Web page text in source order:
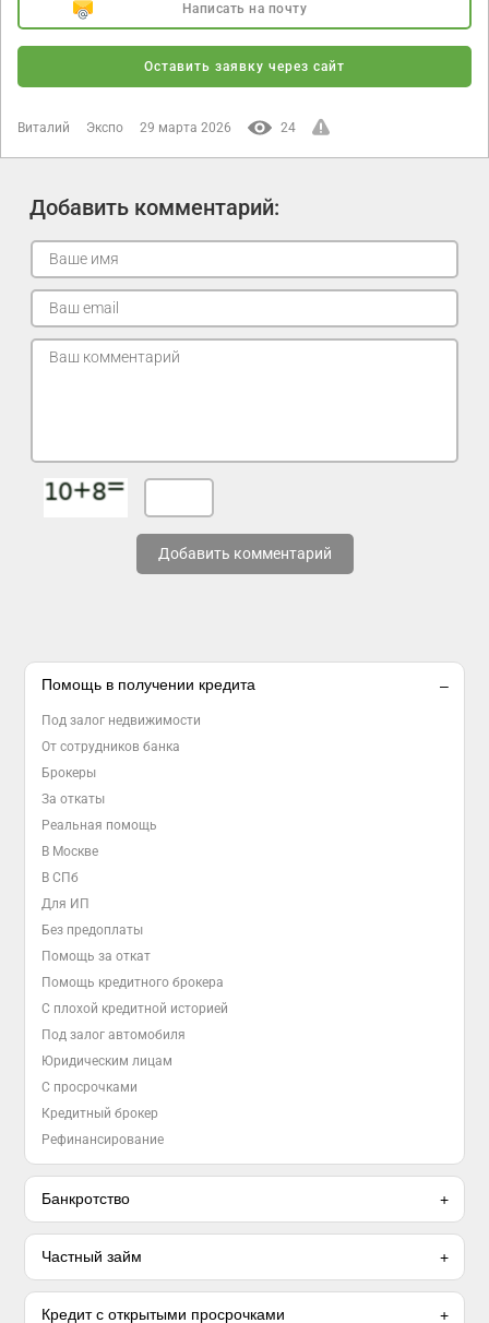
Написать на почту
Оставить заявку через сайт
Виталий Экспо 29 марта 2026 24
Добавить комментарий:
Добавить комментарий
Помощь в получении кредита
Под залог недвижимости
От сотрудников банка
Брокеры
За откаты
Реальная помощь
В Москве
В СПб
Для ИП
Без предоплаты
Помощь за откат
Помощь кредитного брокера
С плохой кредитной историей
Под залог автомобиля
Юридическим лицам
С просрочками
Кредитный брокер
Рефинансирование
Банкротство
Частный займ
Кредит с открытыми просрочками